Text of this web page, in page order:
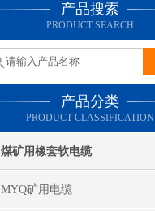
产品搜索
PRODUCT SEARCH
产品分类
PRODUCT CLASSIFICATION
煤矿用橡套软电缆
MYQ矿用电缆